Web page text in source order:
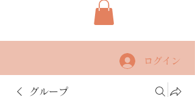
ログイン
グループ